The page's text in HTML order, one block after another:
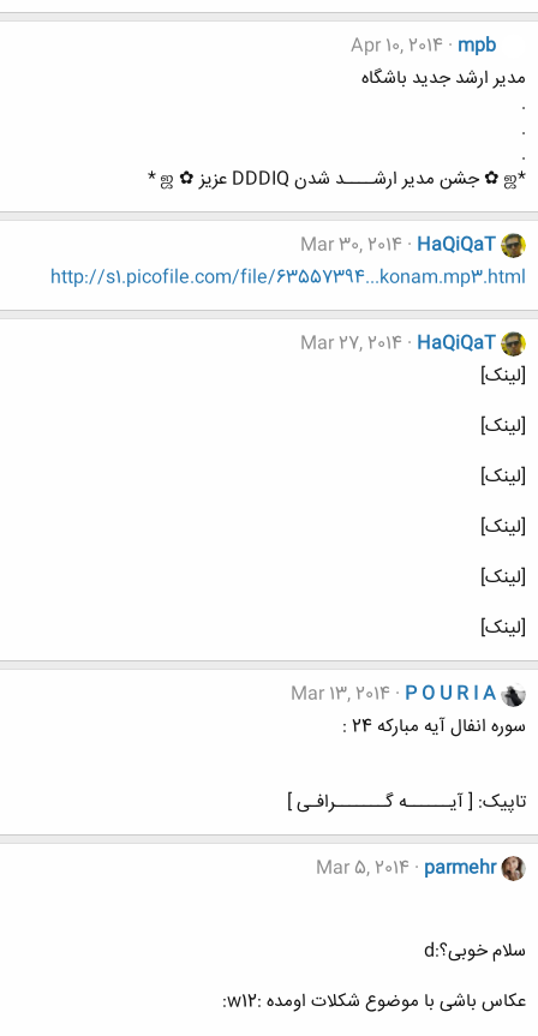
mpb
Apr 10, 2014
مدیر ارشد جدید باشگاه
.
.
.
*ஜ ✿ جشن مدیر ارشــــد شدن DDDIQ عزیز ✿ ஜ *
HaQiQaT
Mar 30, 2014
http://s1.picofile.com/file/63557394...konam.mp3.html
HaQiQaT
Mar 27, 2014
[لینک]
[لینک]
[لینک]
[لینک]
[لینک]
[لینک]
P O U R I A
Mar 13, 2014
سوره انفال آیه مبارکه 24 :
تاپیک: [ آیــــــه گـــــــرافـی ]
parmehr
Mar 5, 2014
سلام خوبی؟:d
عکاس باشی با موضوع شکلات اومده :w12: